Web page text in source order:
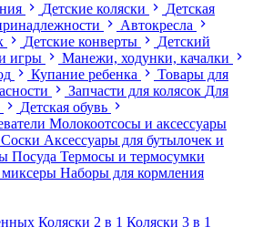
Детские коляски
Детская
Автокресла
Детские конверты
Детский
игры
Манежи, ходунки, качалки
Купание ребенка
Товары для
Запчасти для колясок Для
Детская обувь
Молокоотсосы и аксессуары
Соски Аксессуары для бутылочек и
Посуда Термосы и термосумки
миксеры Наборы для кормления
Коляски 2 в 1 Коляски 3 в 1